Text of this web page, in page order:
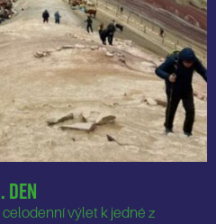
Den
celodenní výlet k jedné z